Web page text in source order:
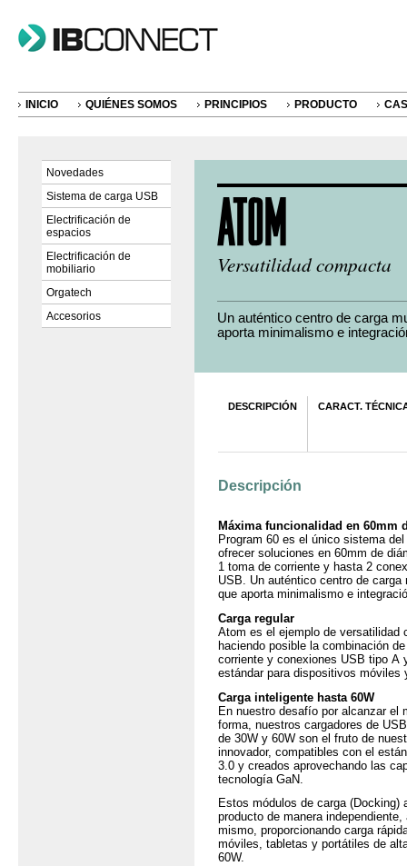
INICIO QUIÉNES SOMOS PRINCIPIOS PRODUCTO
Novedades
Sistema de carga USB
Electrificación de
espacios
Electrificación de
mobiliario
Orgatech
Accesorios
Versatilidad compacta
Un auténtico centro de carga
aporta minimalismo e
Producto
DESCRIPCIÓN CARACT.
Descripción
Máxima funcionalidad en 60mm
Program 60 es el único sistema
ofrecer soluciones en 60mm de
1 toma de corriente y hasta 2
USB. Un auténtico centro de carga
que aporta minimalismo e
Carga regular
Atom es el ejemplo de versatilidad
haciendo posible la combinación
corriente y conexiones USB tipo A
estándar para dispositivos móviles
Carga inteligente hasta 60W
En nuestro desafío por alcanzar el
forma, nuestros cargadores de
de 30W y 60W son el fruto de
innovador, compatibles con el
3.0 y creados aprovechando las
tecnología GaN.
Estos módulos de carga (Docking)
producto de manera
mismo, proporcionando carga
móviles, tabletas y portátiles de
60W.